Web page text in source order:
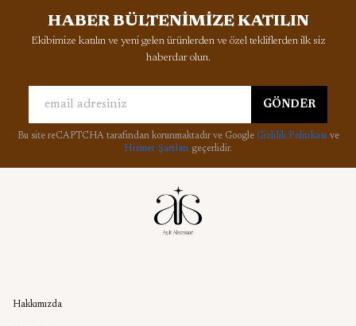
HABER BÜLTENİMİZE KATILIN
Ekibimize katılın ve yeni gelen ürünlerden ve özel tekliflerden ilk siz
haberdar olun.
GÖNDER
Bu site reCAPTCHA tarafından korunmaktadır ve Google Gizlilik Politikası ve
Hizmet Şartları geçerlidir.
Hakkımızda